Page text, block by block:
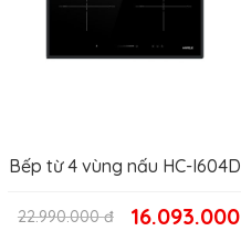
Bếp từ 4 vùng nấu HC-I604D
16.093.000
22.990.000đ